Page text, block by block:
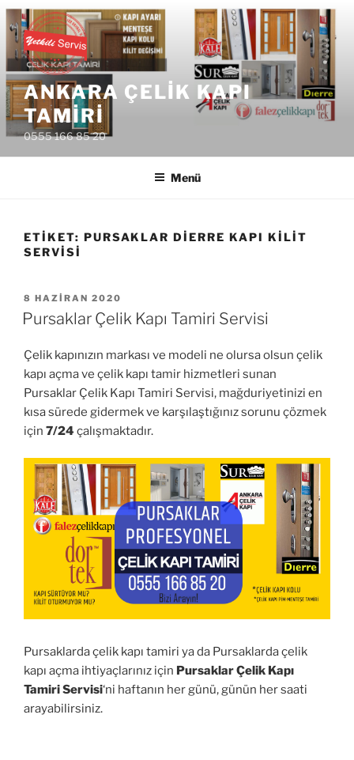
İçeriğe
geç
ANKARA ÇELIK KAPI
TAMIRI
0555 166 85 20
Menü
ETIKET: PURSAKLAR DIERRE KAPI KILIT
SERVISI
YAYIM
TARIHI
8 HAZIRAN 2020
Pursaklar Çelik Kapı Tamiri Servisi
Çelik kapınızın markası ve modeli ne olursa olsun çelik
kapı açma ve çelik kapı tamir hizmetleri sunan
Pursaklar Çelik Kapı Tamiri Servisi, mağduriyetinizi en
kısa sürede gidermek ve karşılaştığınız sorunu çözmek
için 7/24 çalışmaktadır.
Pursaklarda çelik kapı tamiri ya da Pursaklarda çelik
kapı açma ihtiyaçlarınız için Pursaklar Çelik Kapı
Tamiri Servisi‘ni haftanın her günü, günün her saati
arayabilirsiniz.